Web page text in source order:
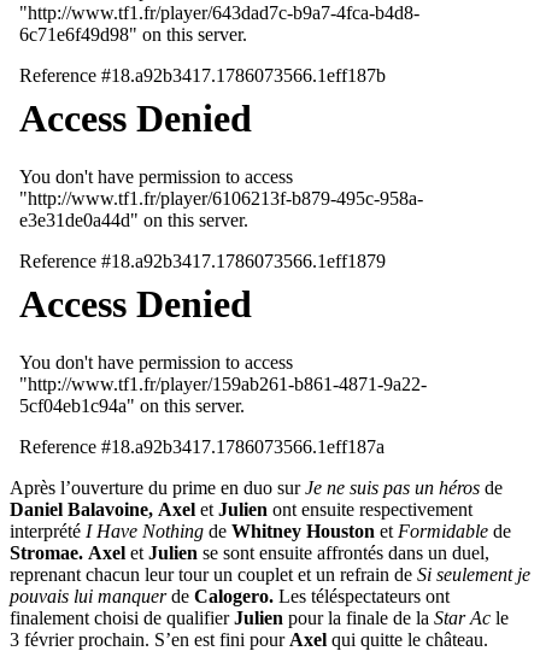
Après l’ouverture du prime en duo surJe ne suis pas un héros de
Daniel Balavoine, Axel et Julien ont ensuite respectivement
interprété I Have Nothing de Whitney Houston et Formidable de
Stromae. Axel et Julien se sont ensuite affrontés dans un duel,
reprenant chacun leur tour un couplet et un refrain de Si seulement je
pouvais lui manquerde Calogero. Les téléspectateurs ont
finalement choisi de qualifierJulien pour la finale de la Star Ac le
3 février prochain. S’en est fini pour Axel qui quitte le château.